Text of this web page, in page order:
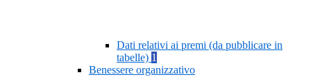
Dati relativi ai premi (da pubblicare in
tabelle) 1
Benessere organizzativo